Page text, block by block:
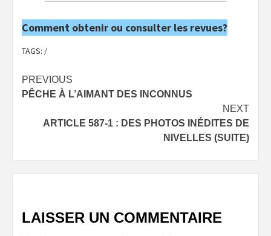
Comment obtenir ou consulter les revues?
TAGS: /
Post
navigation
PREVIOUS
PÊCHE À L’AIMANT DES INCONNUS
NEXT
ARTICLE 587-1 : DES PHOTOS INÉDITES DE
NIVELLES (SUITE)
LAISSER UN COMMENTAIRE